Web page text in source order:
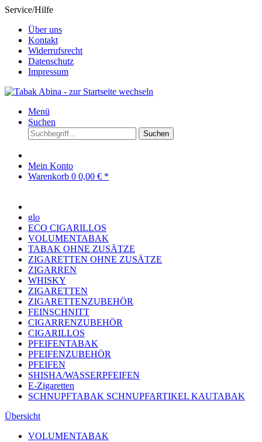
Service/Hilfe
Über uns
Kontakt
Widerrufsrecht
Datenschutz
Impressum
Menü
Suchen
Suchen
Mein Konto
Warenkorb 0 0,00 € *
glo
ECO CIGARILLOS
VOLUMENTABAK
TABAK OHNE ZUSÄTZE
ZIGARETTEN OHNE ZUSÄTZE
ZIGARREN
WHISKY
ZIGARETTEN
ZIGARETTENZUBEHÖR
FEINSCHNITT
CIGARRENZUBEHÖR
CIGARILLOS
PFEIFENTABAK
PFEIFENZUBEHÖR
PFEIFEN
SHISHA/WASSERPFEIFEN
E-Zigaretten
SCHNUPFTABAK SCHNUPFARTIKEL KAUTABAK
Übersicht
VOLUMENTABAK